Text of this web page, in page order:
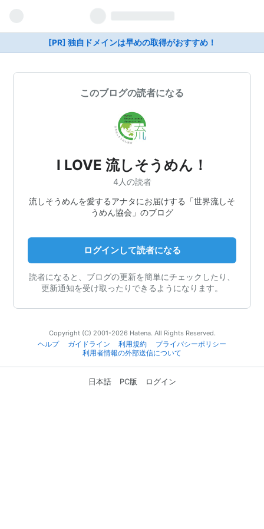
[PR] 独自ドメインは早めの取得がおすすめ！
このブログの読者になる
I LOVE 流しそうめん！
4人の読者
流しそうめんを愛するアナタにお届けする「世界流しそ
うめん協会」のブログ
ログインして読者になる
読者になると、ブログの更新を簡単にチェックしたり、
更新通知を受け取ったりできるようになります。
Copyright (C) 2001-2026 Hatena. All Rights Reserved.
ヘルプ
ガイドライン 利用規約
プライバシーポリシー
利用者情報の外部送信について
日本語 PC版 ログイン